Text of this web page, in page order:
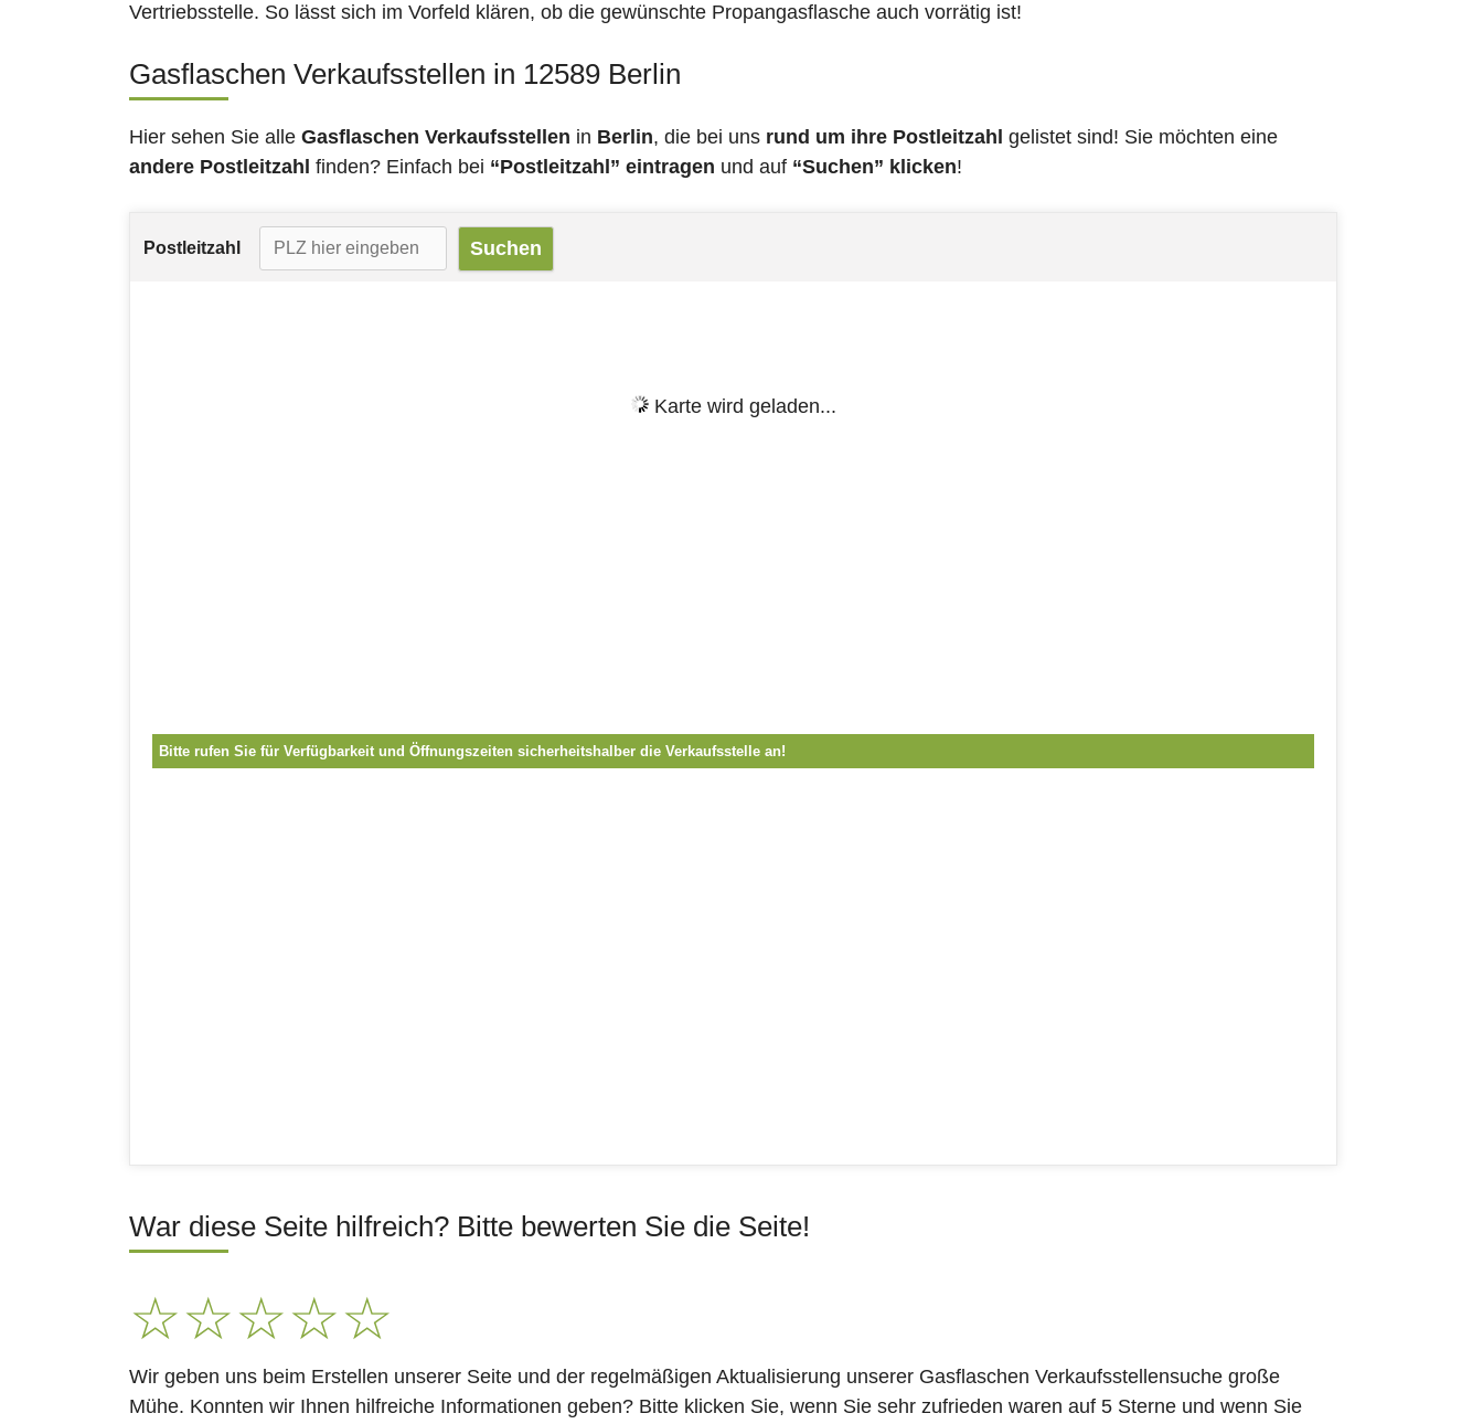
Vertriebsstelle. So lässt sich im Vorfeld klären, ob die gewünschte Propangasflasche auch vorrätig ist!
Gasflaschen Verkaufsstellen in 12589 Berlin
Hier sehen Sie alle Gasflaschen Verkaufsstellen in Berlin, die bei uns rund um ihre Postleitzahl gelistet sind! Sie möchten eine
andere Postleitzahl finden? Einfach bei “Postleitzahl” eintragen und auf “Suchen” klicken!
Postleitzahl
Karte wird geladen...
Bitte rufen Sie für Verfügbarkeit und Öffnungszeiten sicherheitshalber die Verkaufsstelle an!
War diese Seite hilfreich? Bitte bewerten Sie die Seite!
☆☆☆☆☆
Wir geben uns beim Erstellen unserer Seite und der regelmäßigen Aktualisierung unserer Gasflaschen Verkaufsstellensuche große
Mühe. Konnten wir Ihnen hilfreiche Informationen geben? Bitte klicken Sie, wenn Sie sehr zufrieden waren auf 5 Sterne und wenn Sie